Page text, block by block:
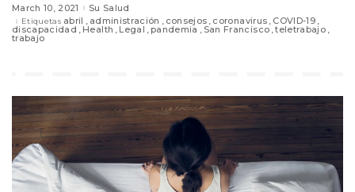
March 10, 2021 Su Salud
Etiquetas abril administración consejos coronavirus COVID-19
discapacidad Health Legal pandemia San Francisco teletrabajo
trabajo